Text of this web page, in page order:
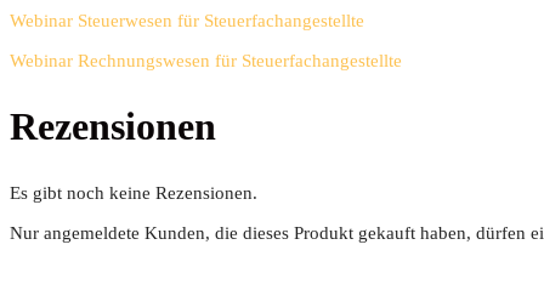
Web­i­nar Steu­er­we­sen für Steuerfachangestellte
Web­i­nar Rech­nungs­we­sen für Steuerfachangestellte
Rezensionen
Es gibt noch keine Rezensionen.
Nur angemeldete Kunden, die dieses Produkt gekauft haben, dürfen